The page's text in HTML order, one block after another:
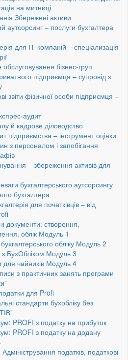
на митниці
Збережені активи
аутсорсинг – послуги бухгалтера
для ІТ-компаній – спеціализація
обслуговування бізнес-груп
підприємця – супровід з
звіти фізичної особи підприємця –
аудит
й кадрове діловодство
підприємства – інструмент оцінки
з персоналом і запобігання
– збереження активів для
бухгалтерського аутсорсингу
бухгалтера
для початківців – від
документи: створення,
облік Модуль 1
обліку Модуль 2
БухОбліком Модуль 3
для чайників Модуль 4
з практичних занять програми
для Profi
стандарти бухобліку без
PROFI з податку на прибуток
PROFI з податку на додану
Адміністрування податків, податкові